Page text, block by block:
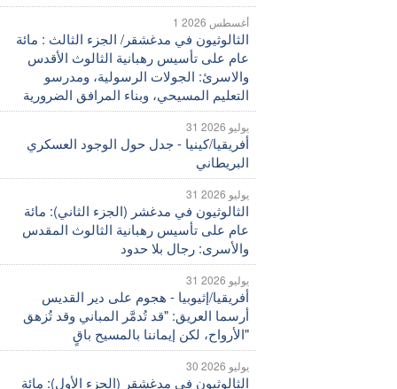
1 أغسطس 2026
الثالوثيون في مدغشقر/ الجزء الثالث : مائة
عام على تأسيس رهبانية الثالوث الأقدس
والاسرئ: الجولات الرسولية، ومدرسو
التعليم المسيحي، وبناء المرافق الضرورية
31 يوليو 2026
أفريقيا/كينيا - جدل حول الوجود العسكري
البريطاني
31 يوليو 2026
الثالوثيون في مدغشر (الجزء الثاني): مائة
عام على تأسيس رهبانية الثالوث المقدس
والأسرى: رجال بلا حدود
31 يوليو 2026
أفريقيا/إثيوبيا - هجوم على دير القديس
أرسما العريق: "قد تُدمَّر المباني وقد تُزهق
30 يوليو 2026
الثالوثيون في مدغشقر (الجزء الأول): مائة